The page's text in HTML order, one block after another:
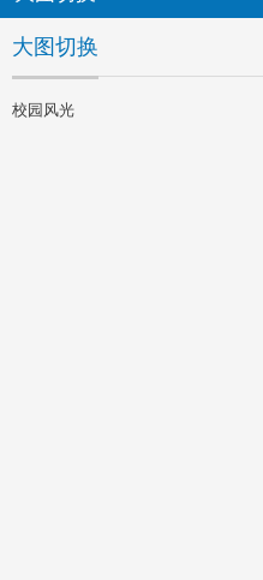
大图切换
校园风光